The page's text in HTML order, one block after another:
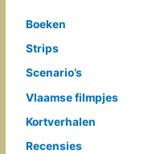
Boeken
Strips
Scenario’s
Vlaamse filmpjes
Kortverhalen
Recensies